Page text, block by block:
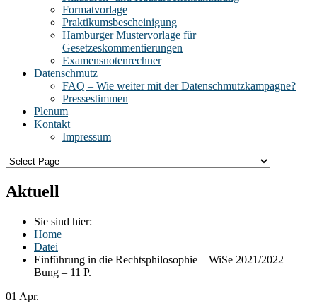
Formatvorlage
Praktikumsbescheinigung
Hamburger Mustervorlage für
Gesetzeskommentierungen
Examensnotenrechner
Datenschmutz
FAQ – Wie weiter mit der Datenschmutzkampagne?
Pressestimmen
Plenum
Kontakt
Impressum
Aktuell
Sie sind hier:
Home
Datei
Einführung in die Rechtsphilosophie – WiSe 2021/2022 –
Bung – 11 P.
01 Apr.